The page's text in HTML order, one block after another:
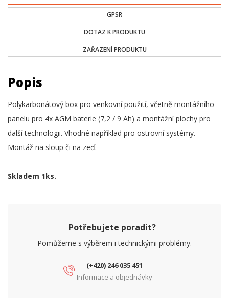
GPSR
DOTAZ K PRODUKTU
ZAŘAZENÍ PRODUKTU
Popis
Polykarbonátový box pro venkovní použití, včetně montážního
panelu pro 4x AGM baterie (7,2 / 9 Ah) a montážní plochy pro
další technologii. Vhodné například pro ostrovní systémy.
Montáž na sloup či na zeď.
Skladem 1ks.
Potřebujete poradit?
Pomůžeme s výběrem i technickými problémy.
(+420) 246 035 451
Informace a objednávky